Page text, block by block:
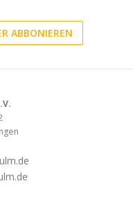
ABBONIEREN